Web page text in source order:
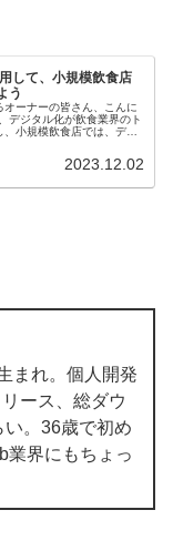
して、小規模飲食店
う
ーナーの皆さん、こんに
デジタル化が飲食業界のト
小規模飲食店では、デジ
2023.12.02
まれ。個人開発
ース、総ダウ
。36歳で初め
業界にもちょっ